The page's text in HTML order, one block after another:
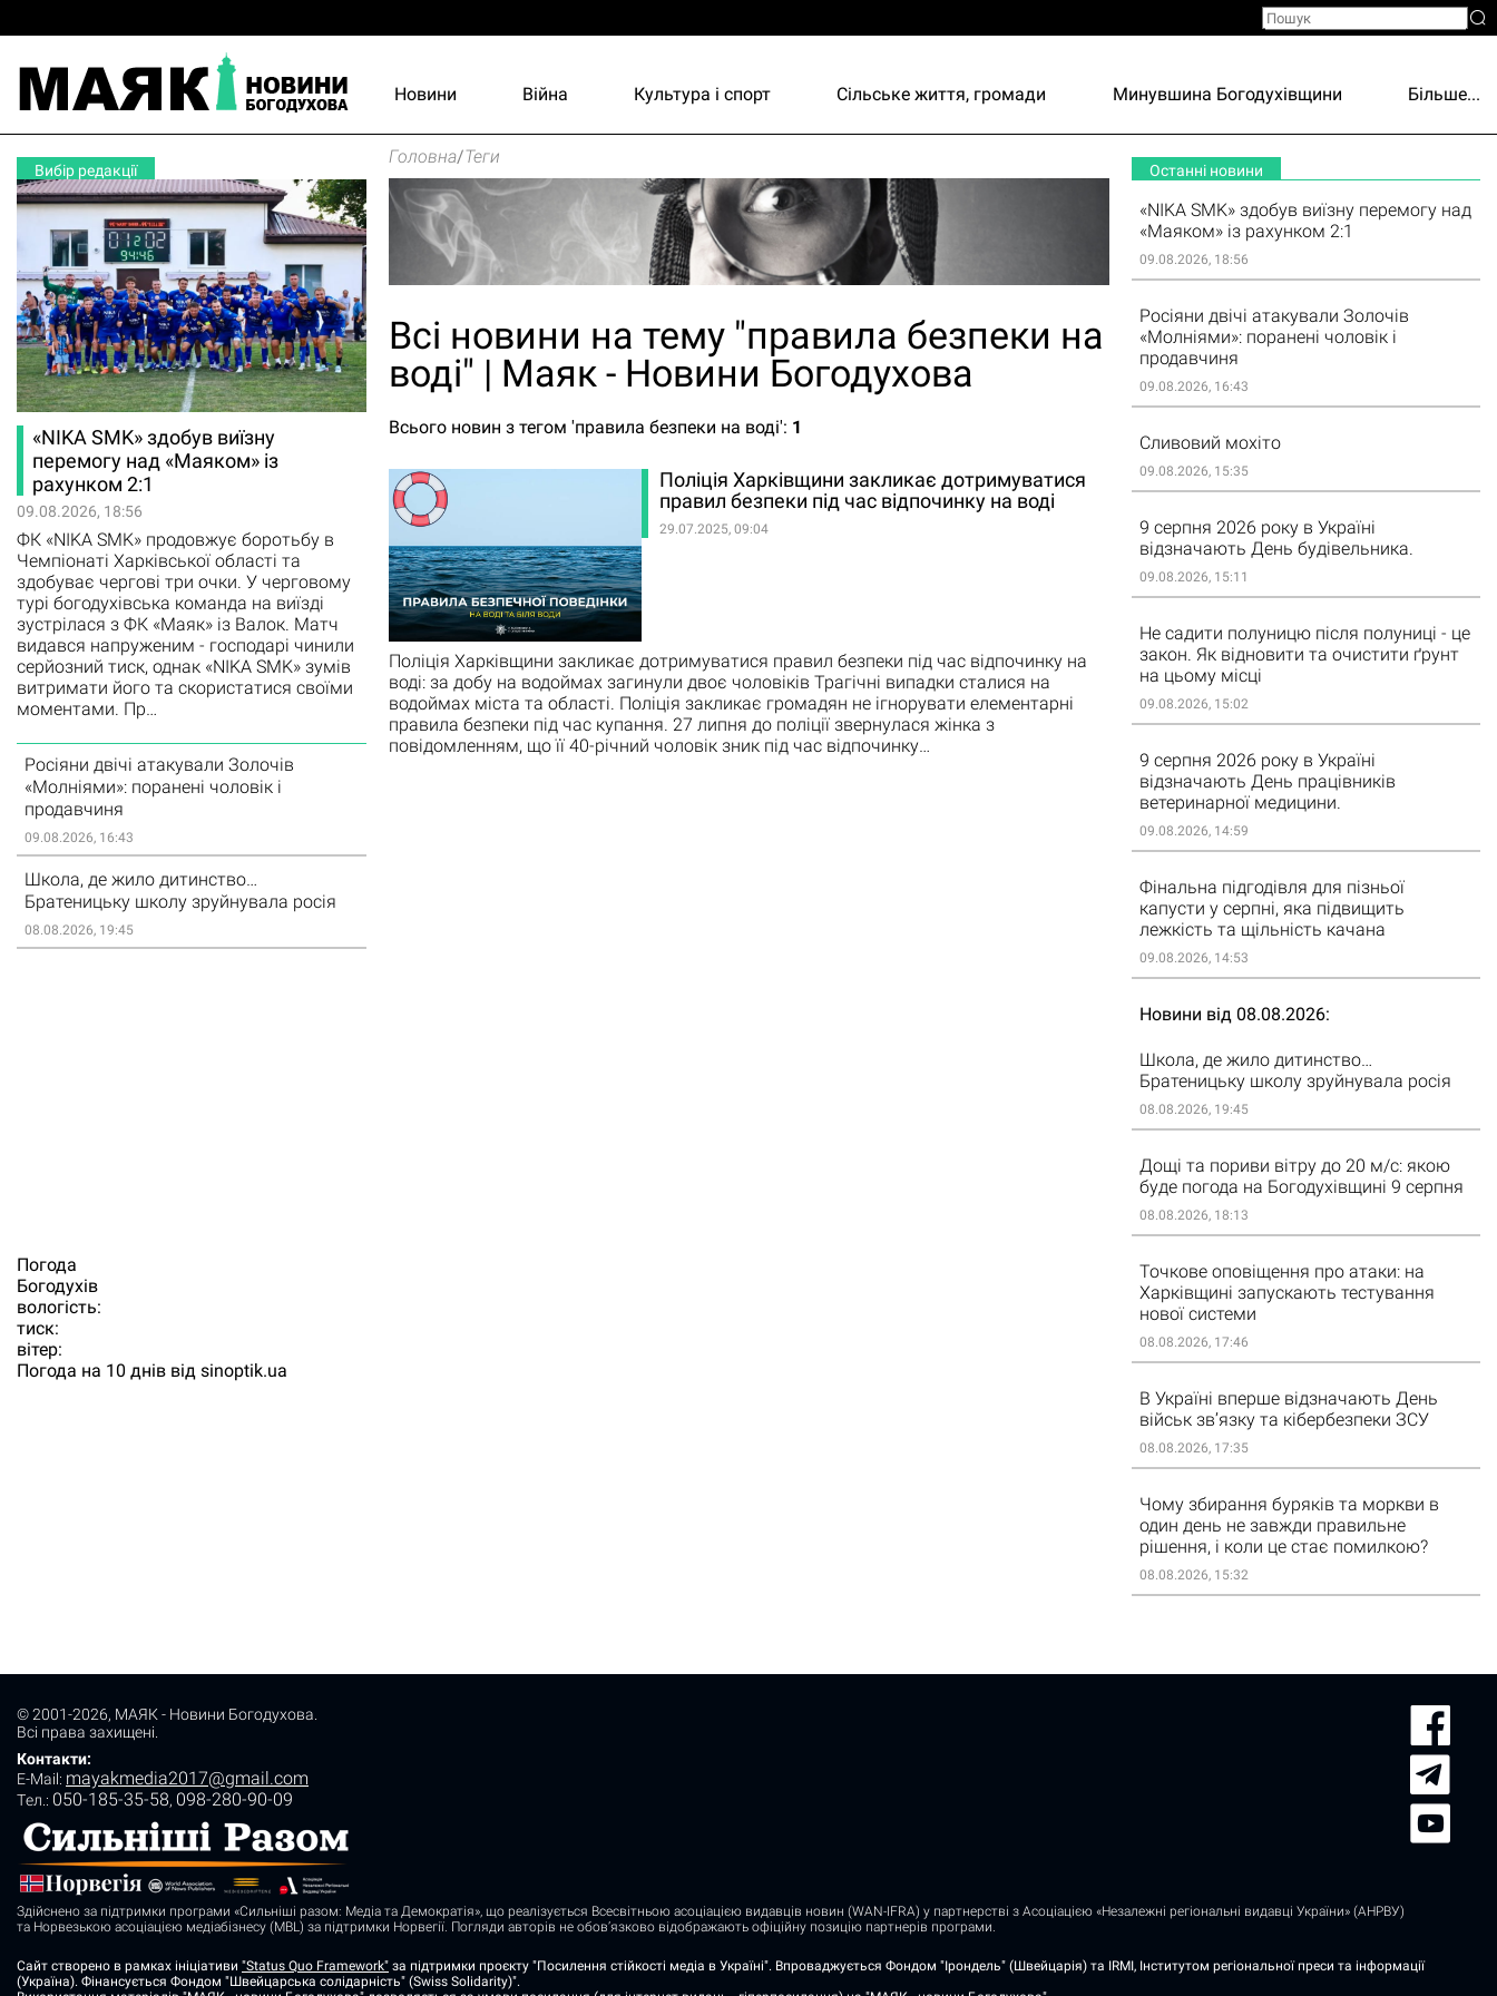
Новини Війна Культура і спорт Сільське життя, громади Минувшина Богодухівщини Більше...
Вибір редакції
«NIKA SMK» здобув виїзну
перемогу над «Маяком» із
рахунком 2:1
09.08.2026, 18:56
ФК «NIKA SMK» продовжує боротьбу в
Чемпіонаті Харківської області та
здобуває чергові три очки. У черговому
турі богодухівська команда на виїзді
зустрілася з ФК «Маяк» із Валок. Матч
видався напруженим - господарі чинили
серйозний тиск, однак «NIKA SMK» зумів
витримати його та скористатися своїми
моментами. Пр…
Росіяни двічі атакували Золочів
«Молніями»: поранені чоловік і
продавчиня
09.08.2026, 16:43
Школа, де жило дитинство…
Братеницьку школу зруйнувала росія
08.08.2026, 19:45
Погода
Богодухiв
вологість:
тиск:
вітер:
Погода на 10 днів від sinoptik.ua
Головна/Теги
Всі новини на тему "правила безпеки на
воді" | Маяк - Новини Богодухова
Всього новин з тегом 'правила безпеки на воді': 1
Поліція Харківщини закликає дотримуватися
правил безпеки під час відпочинку на воді
29.07.2025, 09:04
Поліція Харківщини закликає дотримуватися правил безпеки під час відпочинку на
воді: за добу на водоймах загинули двоє чоловіків Трагічні випадки сталися на
водоймах міста та області. Поліція закликає громадян не ігнорувати елементарні
правила безпеки під час купання. 27 липня до поліції звернулася жінка з
повідомленням, що її 40-річний чоловік зник під час відпочинку…
Останні новини
«NIKA SMK» здобув виїзну перемогу над
«Маяком» із рахунком 2:1
09.08.2026, 18:56
Росіяни двічі атакували Золочів
«Молніями»: поранені чоловік і
продавчиня
09.08.2026, 16:43
Сливовий мохіто
09.08.2026, 15:35
9 серпня 2026 року в Україні
відзначають День будівельника.
09.08.2026, 15:11
Не садити полуницю після полуниці - це
закон. Як відновити та очистити ґрунт
на цьому місці
09.08.2026, 15:02
9 серпня 2026 року в Україні
відзначають День працівників
ветеринарної медицини.
09.08.2026, 14:59
Фінальна підгодівля для пізньої
капусти у серпні, яка підвищить
лежкість та щільність качана
09.08.2026, 14:53
Новини від 08.08.2026
Школа, де жило дитинство…
Братеницьку школу зруйнувала росія
08.08.2026, 19:45
Дощі та пориви вітру до 20 м/с: якою
буде погода на Богодухівщині 9 серпня
08.08.2026, 18:13
Точкове оповіщення про атаки: на
Харківщині запускають тестування
нової системи
08.08.2026, 17:46
В Україні вперше відзначають День
військ зв’язку та кібербезпеки ЗСУ
08.08.2026, 17:35
Чому збирання буряків та моркви в
один день не завжди правильне
рішення, і коли це стає помилкою?
08.08.2026, 15:32
© 2001-2026, МАЯК - Новини Богодухова
Всі права захищені.
Контакти:
E-Mail: mayakmedia2017@gmail.com
Tел.: 050-185-35-58, 098-280-90-09
Здійснено за підтримки програми «Сильніші разом: Медіа та Демократія», що реалізується Всесвітньою асоціацією видавців новин (WAN-IFRA) у партнерстві з Асоціацією «Незалежні регіональні видавці України» (АНРВУ)
та Норвезькою асоціацією медіабізнесу (MBL) за підтримки Норвегії. Погляди авторів не обов’язково відображають офіційну позицію партнерів програми.
Сайт створено в рамках ініціативи "Status Quo Framework" за підтримки проєкту "Посилення стійкості медіа в Україні". Впроваджується Фондом "Ірондель" (Швейцарія) та IRMI, Інститутом регіональної преси та інформації
(Україна). Фінансується Фондом "Швейцарська солідарність" (Swiss Solidarity)".